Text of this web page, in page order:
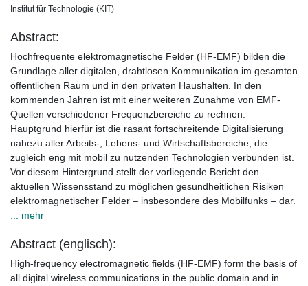
Institut für Technologie (KIT)
Abstract:
Hochfrequente elektromagnetische Felder (HF-EMF) bilden die
Grundlage aller digitalen, drahtlosen Kommunikation im gesamten
öffentlichen Raum und in den privaten Haushalten. In den
kommenden Jahren ist mit einer weiteren Zunahme von EMF-
Quellen verschiedener Frequenzbereiche zu rechnen.
Hauptgrund hierfür ist die rasant fortschreitende Digitalisierung
nahezu aller Arbeits-, Lebens- und Wirtschaftsbereiche, die
zugleich eng mit mobil zu nutzenden Technologien verbunden ist.
Vor diesem Hintergrund stellt der vorliegende Bericht den
aktuellen Wissensstand zu möglichen gesundheitlichen Risiken
elektromagnetischer Felder – insbesondere des Mobilfunks – dar.
... mehr
Abstract (englisch):
High-frequency electromagnetic fields (HF-EMF) form the basis of
all digital wireless communications in the public domain and in